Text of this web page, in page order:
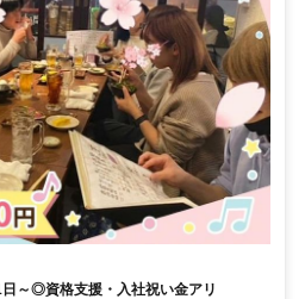
～◎資格支援・入社祝い金アリ